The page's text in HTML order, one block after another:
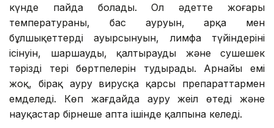
күнде пайда болады. Ол әдетте жоғары
температураны, бас ауруын, арқа мен
бұлшықеттердің ауырсынуын, лимфа түйіндерінің
ісінуін, шаршауды, қалтырауды және сушешек
тәрізді тері бөртпелерін тудырады. Арнайы емі
жоқ, бірақ ауру вирусқа қарсы препараттармен
емделеді. Көп жағдайда ауру жеңіл өтеді және
науқастар бірнеше апта ішінде қалпына келеді.